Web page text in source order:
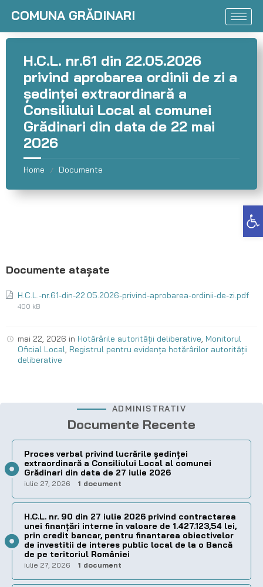
Deschide bara de unelte
COMUNA GRĂDINARI
H.C.L. nr.61 din 22.05.2026
privind aprobarea ordinii de zi a
şedinţei extraordinară a
Consiliului Local al comunei
Grădinari din data de 22 mai
2026
Home / Documente
H.C.L.-nr.61-din-22.05.2026-privind-aprobarea-ordinii-de-zi.pdf
400 kB
mai 22, 2026 in Hotărârile autorității deliberative, Monitorul
Oficial Local, Registrul pentru evidența hotărârilor autorității
deliberative
ADMINISTRATIV
Documente Recente
Proces verbal privind lucrările ședinței
extraordinară a Consiliului Local al comunei
Grădinari din data de 27 iulie 2026
iulie 27, 2026 1 document
H.C.L. nr. 90 din 27 iulie 2026 privind contractarea
unei finanțări interne în valoare de 1.427.123,54 lei,
prin credit bancar, pentru finantarea obiectivelor
de investitii de interes public local de la o Bancă
de pe teritoriul României
iulie 27, 2026 1 document